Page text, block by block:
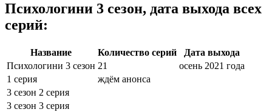
Психологини 3 сезон, дата выхода всех
серий:
Название Количество серий
Дата выхода
Психологини 3 сезон 21
осень 2021 года
1 серия
ждём анонса
3 сезон 2 серия
3 сезон 3 серия